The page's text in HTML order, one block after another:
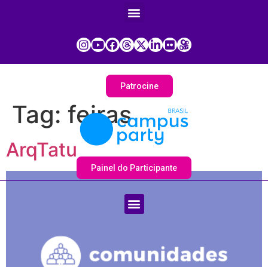
Patrocine
Painel do Participante
Tag: feiras
ArqTatu